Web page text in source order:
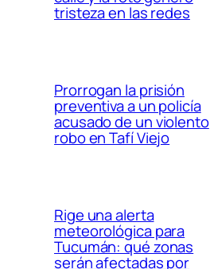
tristeza en las redes
Prorrogan la prisión
preventiva a un policía
acusado de un violento
robo en Tafí Viejo
Rige una alerta
meteorológica para
Tucumán: qué zonas
serán afectadas por